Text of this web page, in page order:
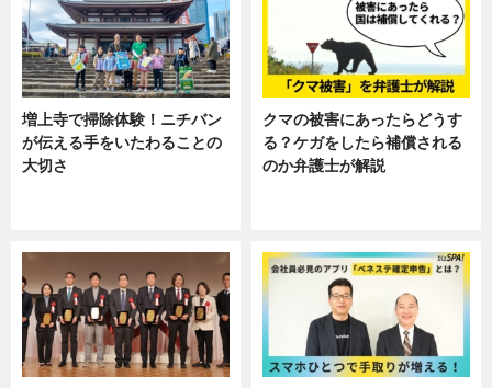
増上寺で掃除体験！ニチバン
が伝える手をいたわることの
大切さ
クマの被害にあったらどうす
る？ケガをしたら補償される
のか弁護士が解説